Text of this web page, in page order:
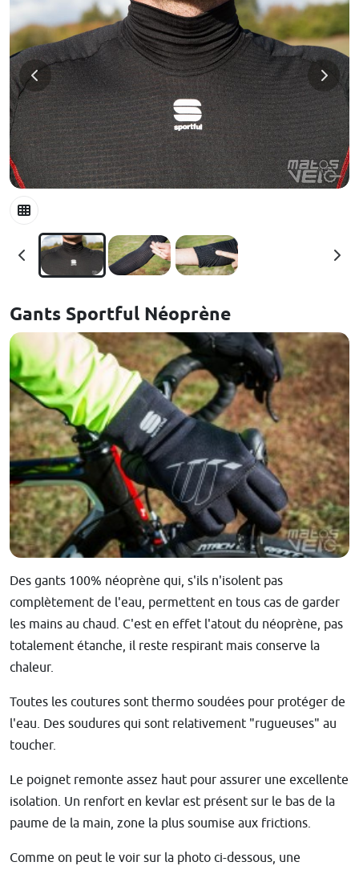
Gants Sportful Néoprène
Des gants 100% néoprène qui, s'ils n'isolent pas
complètement de l'eau, permettent en tous cas de garder
les mains au chaud. C'est en effet l'atout du néoprène, pas
totalement étanche, il reste respirant mais conserve la
chaleur.
Toutes les coutures sont thermo soudées pour protéger de
l'eau. Des soudures qui sont relativement "rugueuses" au
toucher.
Le poignet remonte assez haut pour assurer une excellente
isolation. Un renfort en kevlar est présent sur le bas de la
paume de la main, zone la plus soumise aux frictions.
Comme on peut le voir sur la photo ci-dessous, une